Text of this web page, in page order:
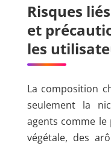
Risques
et
les
La composition
seulement la
agents comme le
végétale, des